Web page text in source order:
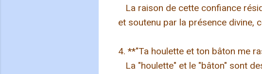
La raison de cette confiance
et soutenu par la présence divine,
4. **"Ta houlette et ton bâton me
La "houlette" et le "bâton" sont